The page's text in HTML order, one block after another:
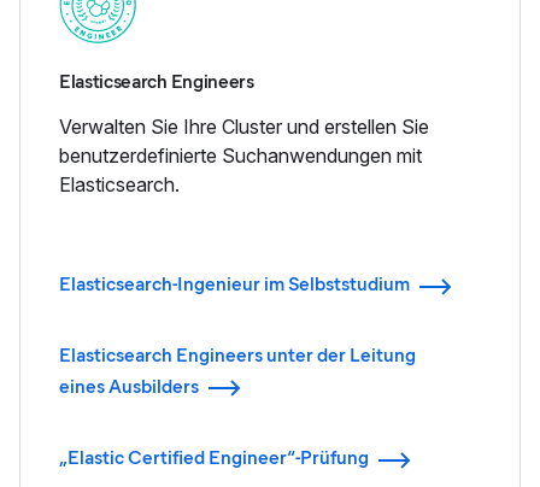
Elasticsearch Engineers
Verwalten Sie Ihre Cluster und erstellen Sie
benutzerdefinierte Suchanwendungen mit
Elasticsearch.
Elasticsearch-Ingenieur im Selbststudium
Elasticsearch Engineers unter der Leitung
eines Ausbilders
„Elastic Certified Engineer“-Prüfung